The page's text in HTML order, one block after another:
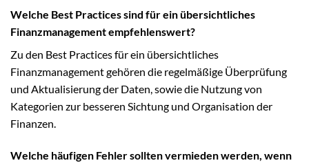
Welche Best Practices sind für ein übersichtliches
Finanzmanagement empfehlenswert?
Zu den Best Practices für ein übersichtliches
Finanzmanagement gehören die regelmäßige Überprüfung
und Aktualisierung der Daten, sowie die Nutzung von
Kategorien zur besseren Sichtung und Organisation der
Finanzen.
Welche häufigen Fehler sollten vermieden werden, wenn